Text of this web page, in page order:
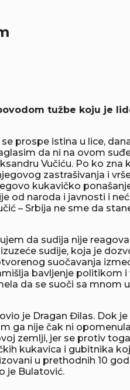
tužbe koju je
prospe istina u lice,
da ni na ovom
Vučiću. Po ko zna
zastrašivanja i
kukavičko
od naroda i javnosti i
– Srbija ne sme da
da sudija nije
sudije, koja je
suočavanja
bavljenje politikom
da se suoči sa mnom
je Dragan Đilas. Dok
ga nije čak ni
zemlji, jer se protiv
kukavica i gubitnika
u prethodnih 10
je Bulatović.